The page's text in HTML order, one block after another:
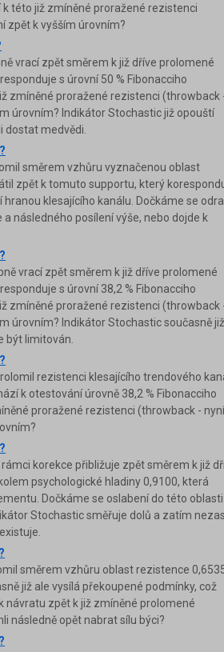
této již zmíněné proražené rezistenci
zpět k vyšším úrovním?
vrací zpět směrem k již dříve prolomené
s úrovní 50 % Fibonacciho
zmíněné proražené rezistenci (throwback
úrovním? Indikátor Stochastic již opouští
dostat medvědi.
směrem vzhůru vyznačenou oblast
zpět k tomuto supportu, který
klesajícího kanálu. Dočkáme se
následného posílení výše, nebo dojde k
vrací zpět směrem k již dříve prolomené
s úrovní 38,2 % Fibonacciho
zmíněné proražené rezistenci (throwback
úrovním? Indikátor Stochastic současně již
být limitován.
rezistenci klesajícího trendového
k otestování úrovně 38,2 % Fibonacciho
proražené rezistenci (throwback - nyní
korekce přibližuje zpět směrem k již
psychologické hladiny 0,9100, která
Dočkáme se oslabení do této oblasti
Stochastic směřuje dolů a zatím
směrem vzhůru oblast rezistence
již ale vysílá překoupené podmínky, což
návratu zpět k již zmíněné prolomené
následně opět nabrat sílu býci?